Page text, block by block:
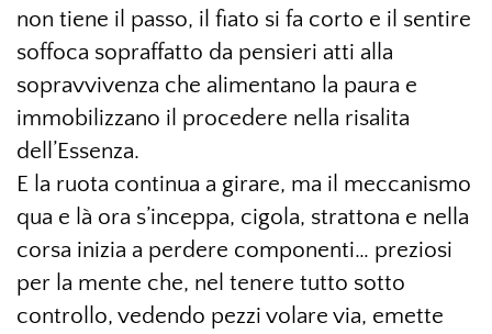
non tiene il passo, il fiato si fa corto e il sentire
soffoca sopraffatto da pensieri atti alla
sopravvivenza che alimentano la paura e
immobilizzano il procedere nella risalita
dell’Essenza.
E la ruota continua a girare, ma il meccanismo
qua e là ora s’inceppa, cigola, strattona e nella
corsa inizia a perdere componenti… preziosi
per la mente che, nel tenere tutto sotto
controllo, vedendo pezzi volare via, emette